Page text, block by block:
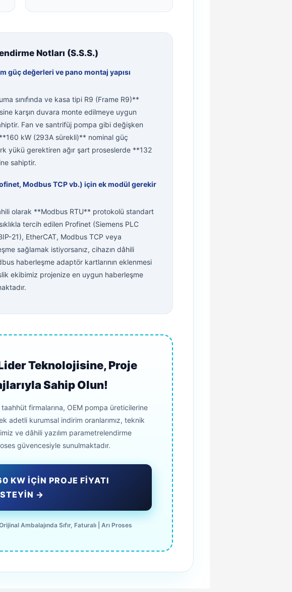
Notları (S.S.S.)
değerleri ve pano montaj yapısı
sınıfında ve kasa tipi R9 (Frame R9)**
karşın duvara monte edilmeye uygun
Fan ve santrifüj pompa gibi değişken
kW (293A sürekli)** nominal güç
yükü gerektiren ağır şart proseslerde **132
sahiptir.
Modbus TCP vb.) için ek modül gerekir
olarak **Modbus RTU** protokolü standart
tercih edilen Profinet (Siemens PLC
21), EtherCAT, Modbus TCP veya
sağlamak istiyorsanız, cihazın dâhili
haberleşme adaptör kartlarının eklenmesi
ekibimiz projenize en uygun haberleşme
Teknolojisine, Proje
Sahip Olun!
firmalarına, OEM pompa üreticilerine
adetli kurumsal indirim oranlarımız, teknik
ve dâhili yazılım parametrelendirme
güvencesiyle sunulmaktadır.
KW İÇİN PROJE FİYATI
→
Ambalajında Sıfır, Faturalı | Arı Proses